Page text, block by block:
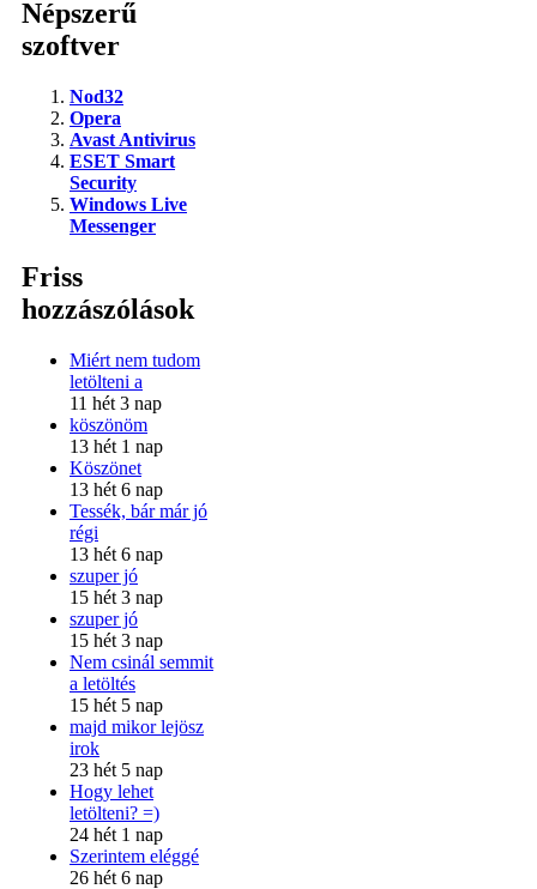
Népszerű
szoftver
Nod32
Opera
Avast Antivirus
ESET Smart
Security
Windows Live
Messenger
Friss
hozzászólások
Miért nem tudom
letölteni a
11 hét 3 nap
köszönöm
13 hét 1 nap
Köszönet
13 hét 6 nap
Tessék, bár már jó
régi
13 hét 6 nap
szuper jó
15 hét 3 nap
szuper jó
15 hét 3 nap
Nem csinál semmit
a letöltés
15 hét 5 nap
majd mikor lejösz
irok
23 hét 5 nap
Hogy lehet
letölteni? =)
24 hét 1 nap
Szerintem eléggé
26 hét 6 nap